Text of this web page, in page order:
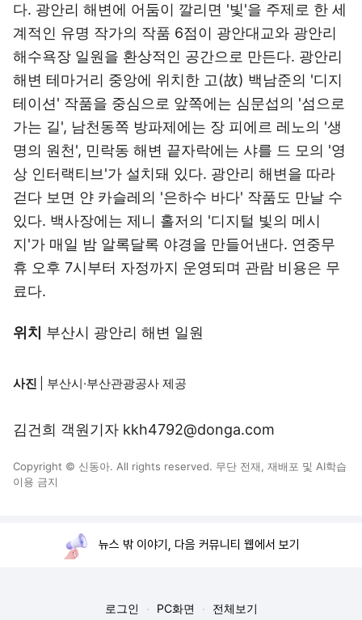
다. 광안리 해변에 어둠이 깔리면 '빛'을 주제로 한 세
계적인 유명 작가의 작품 6점이 광안대교와 광안리
해수욕장 일원을 환상적인 공간으로 만든다. 광안리
해변 테마거리 중앙에 위치한 고(故) 백남준의 '디지
테이션' 작품을 중심으로 앞쪽에는 심문섭의 '섬으로
가는 길', 남천동쪽 방파제에는 장 피에르 레노의 '생
명의 원천', 민락동 해변 끝자락에는 샤를 드 모의 '영
상 인터랙티브'가 설치돼 있다. 광안리 해변을 따라
걷다 보면 얀 카슬레의 '은하수 바다' 작품도 만날 수
있다. 백사장에는 제니 홀저의 '디지털 빛의 메시
지'가 매일 밤 알록달록 야경을 만들어낸다. 연중무
휴 오후 7시부터 자정까지 운영되며 관람 비용은 무
료다.
위치 부산시 광안리 해변 일원
사진 | 부산시·부산관광공사 제공
김건희 객원기자 kkh4792@donga.com
Copyright © 신동아. All rights reserved. 무단 전재, 재배포 및 AI학습
이용 금지
뉴스 밖 이야기, 다음 커뮤니티 웹에서 보기
로그인 PC화면 전체보기